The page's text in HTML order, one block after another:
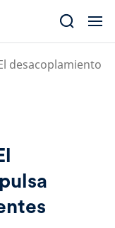
desacoplamiento